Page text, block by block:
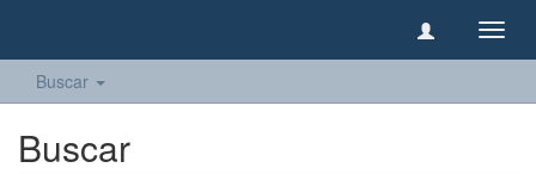
Buscar
Buscar